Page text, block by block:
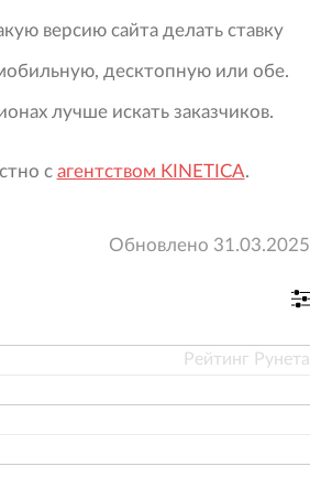
версию сайта делать ставку
десктопную или обе.
лучше искать заказчиков.
с агентством KINETICA.
Обновлено 31.03.2025
Рейтинг Рунета